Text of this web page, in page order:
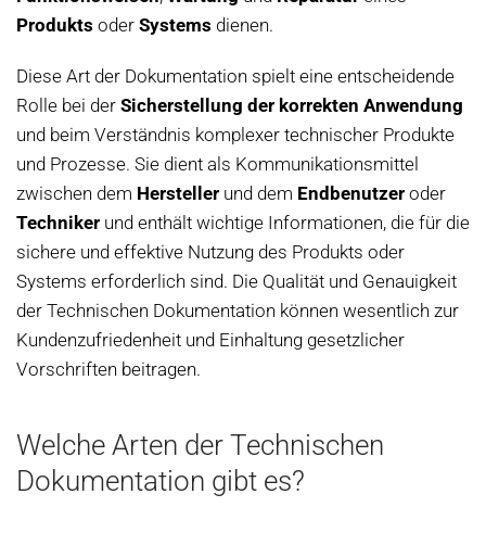
Produkts oder Systems dienen.
Diese Art der Dokumentation spielt eine entscheidende
Rolle bei der Sicherstellung der korrekten Anwendung
und beim Verständnis komplexer technischer Produkte
und Prozesse. Sie dient als Kommunikationsmittel
zwischen dem Hersteller und dem Endbenutzer oder
Techniker und enthält wichtige Informationen, die für die
sichere und effektive Nutzung des Produkts oder
Systems erforderlich sind. Die Qualität und Genauigkeit
der Technischen Dokumentation können wesentlich zur
Kundenzufriedenheit und Einhaltung gesetzlicher
Vorschriften beitragen.
Welche Arten der Technischen
Dokumentation gibt es?